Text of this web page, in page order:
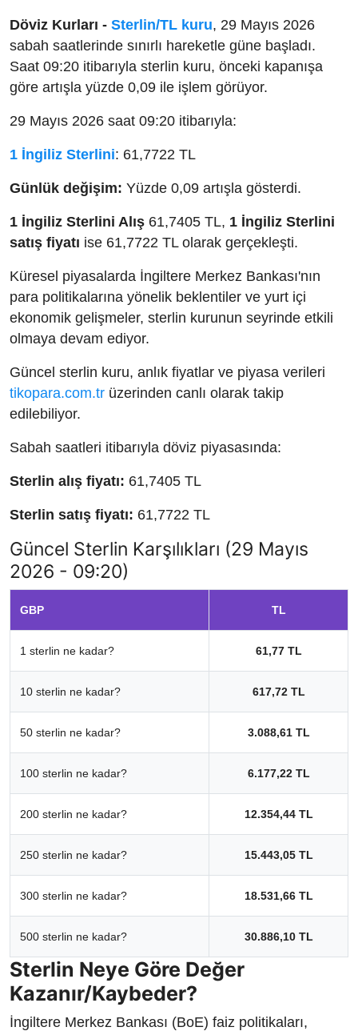
Döviz Kurları - Sterlin/TL kuru, 29 Mayıs 2026
sabah saatlerinde sınırlı hareketle güne başladı.
Saat 09:20 itibarıyla sterlin kuru, önceki kapanışa
göre artışla yüzde 0,09 ile işlem görüyor.
29 Mayıs 2026 saat 09:20 itibarıyla:
1 İngiliz Sterlini: 61,7722 TL
Günlük değişim: Yüzde 0,09 artışla gösterdi.
1 İngiliz Sterlini Alış 61,7405 TL, 1 İngiliz Sterlini
satış fiyatı ise 61,7722 TL olarak gerçekleşti.
Küresel piyasalarda İngiltere Merkez Bankası'nın
para politikalarına yönelik beklentiler ve yurt içi
ekonomik gelişmeler, sterlin kurunun seyrinde etkili
olmaya devam ediyor.
Güncel sterlin kuru, anlık fiyatlar ve piyasa verileri
tikopara.com.tr üzerinden canlı olarak takip
edilebiliyor.
Sabah saatleri itibarıyla döviz piyasasında:
Sterlin alış fiyatı: 61,7405 TL
Sterlin satış fiyatı: 61,7722 TL
Güncel Sterlin Karşılıkları (29 Mayıs
2026 - 09:20)
GBP TL
1 sterlin ne kadar? 61,77 TL
10 sterlin ne kadar? 617,72 TL
50 sterlin ne kadar? 3.088,61 TL
100 sterlin ne kadar? 6.177,22 TL
200 sterlin ne kadar? 12.354,44 TL
250 sterlin ne kadar? 15.443,05 TL
300 sterlin ne kadar? 18.531,66 TL
500 sterlin ne kadar? 30.886,10 TL
Sterlin Neye Göre Değer
Kazanır/Kaybeder?
İngiltere Merkez Bankası (BoE) faiz politikaları,